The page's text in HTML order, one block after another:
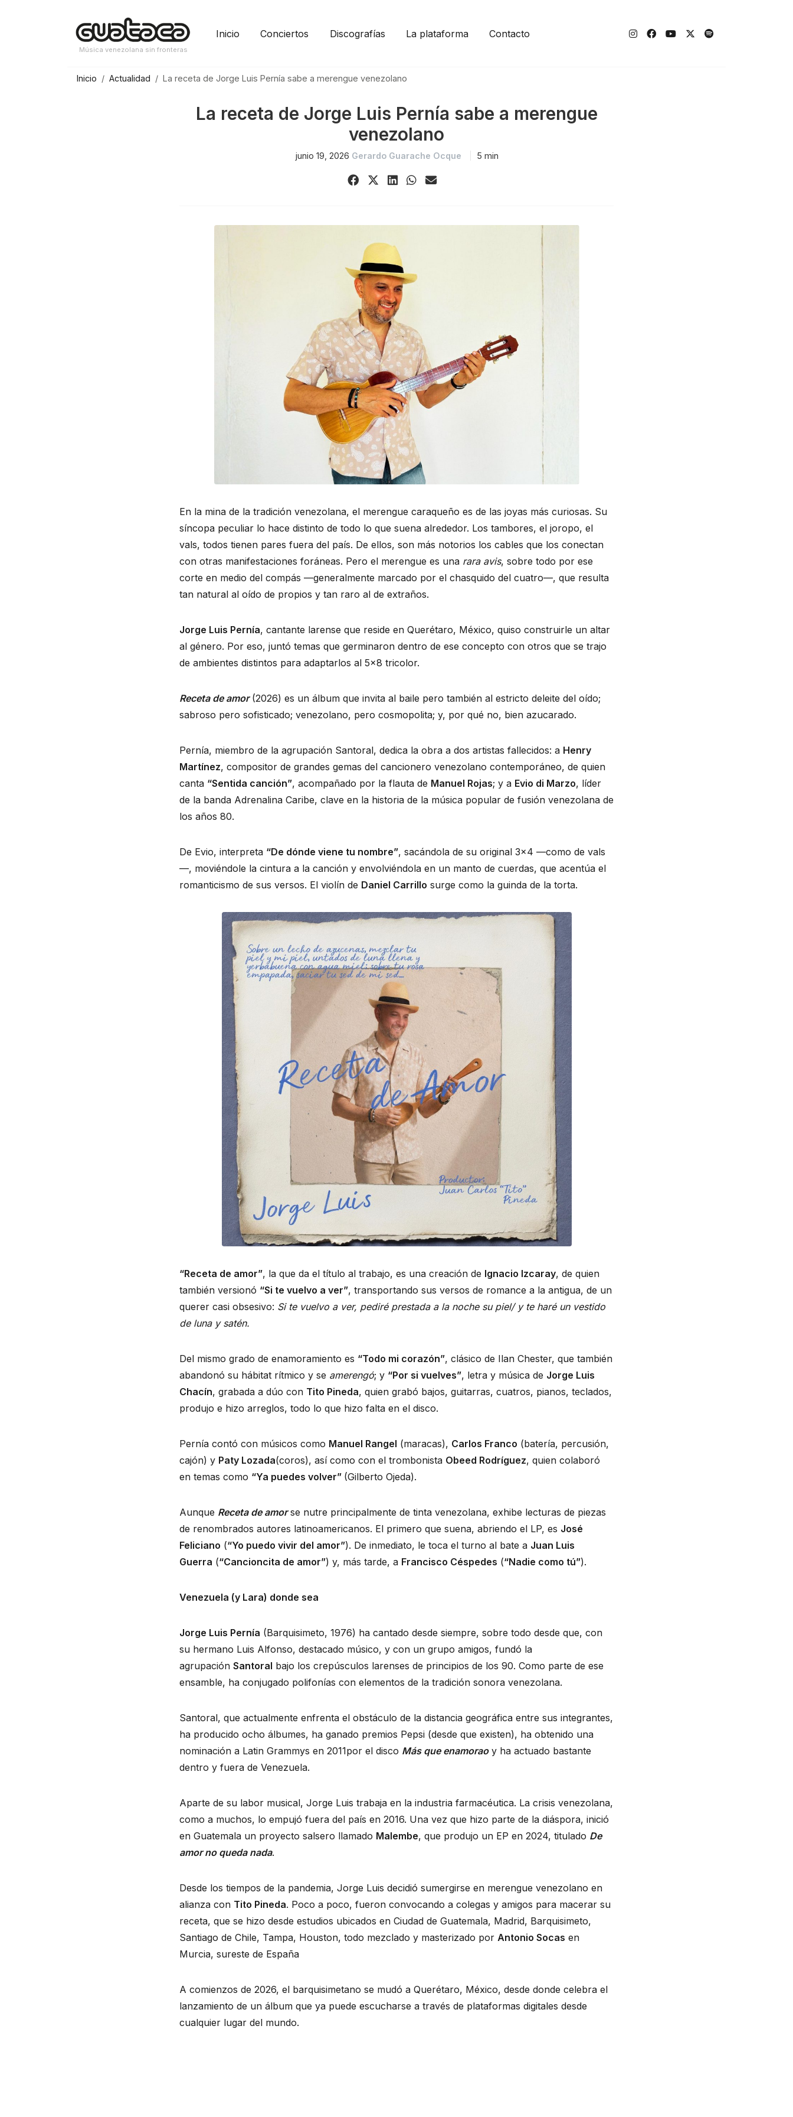
Música venezolana sin fronteras
Inicio Conciertos Discografías La plataforma Contacto
Inicio Actualidad La receta de Jorge Luis Pernía sabe a merengue venezolano
La receta de Jorge Luis Pernía sabe a merengue
venezolano
junio 19, 2026 Gerardo Guarache Ocque 5 min
Share Share
(Twitter)
ShareShareShare
En la mina de la tradición venezolana, el merengue caraqueño es de las joyas más curiosas. Su
síncopa peculiar lo hace distinto de todo lo que suena alrededor. Los tambores, el joropo, el
vals, todos tienen pares fuera del país. De ellos, son más notorios los cables que los conectan
con otras manifestaciones foráneas. Pero el merengue es una rara avis, sobre todo por ese
corte en medio del compás —generalmente marcado por el chasquido del cuatro—, que resulta
tan natural al oído de propios y tan raro al de extraños.
Jorge Luis Pernía, cantante larense que reside en Querétaro, México, quiso construirle un altar
al género. Por eso, juntó temas que germinaron dentro de ese concepto con otros que se trajo
de ambientes distintos para adaptarlos al 5×8 tricolor.
Receta de amor(2026) es un álbum que invita al baile pero también al estricto deleite del oído;
sabroso pero sofisticado; venezolano, pero cosmopolita; y, por qué no, bien azucarado.
Pernía, miembro de la agrupación Santoral, dedica la obra a dos artistas fallecidos: a Henry
Martínez, compositor de grandes gemas del cancionero venezolano contemporáneo, de quien
canta “Sentida canción”, acompañado por la flauta de Manuel Rojas; y a Evio di Marzo, líder
de la banda Adrenalina Caribe, clave en la historia de la música popular de fusión venezolana de
los años 80.
De Evio, interpreta “De dónde viene tu nombre”, sacándola de su original 3×4 —como de vals
—, moviéndole la cintura a la canción y envolviéndola en un manto de cuerdas, que acentúa el
romanticismo de sus versos. El violín de Daniel Carrillo surge como la guinda de la torta.
“Receta de amor”, la que da el título al trabajo, es una creación de Ignacio Izcaray, de quien
también versionó “Si te vuelvo a ver”, transportando sus versos de romance a la antigua, de un
querer casi obsesivo: Si te vuelvo a ver, pediré prestada a la noche su piel/ y te haré un vestido
de luna y satén.
Del mismo grado de enamoramiento es “Todo mi corazón”, clásico de Ilan Chester, que también
abandonó su hábitat rítmico y se amerengó; y “Por si vuelves”, letra y música de Jorge Luis
Chacín, grabada a dúo con Tito Pineda, quien grabó bajos, guitarras, cuatros, pianos, teclados,
produjo e hizo arreglos, todo lo que hizo falta en el disco.
Pernía contó con músicos como Manuel Rangel (maracas), Carlos Franco (batería, percusión,
cajón) y Paty Lozada(coros), así como con el trombonista Obeed Rodríguez, quien colaboró
en temas como “Ya puedes volver” (Gilberto Ojeda).
Aunque Receta de amorse nutre principalmente de tinta venezolana, exhibe lecturas de piezas
de renombrados autores latinoamericanos. El primero que suena, abriendo el LP, es José
Feliciano (“Yo puedo vivir del amor”). De inmediato, le toca el turno al bate a Juan Luis
Guerra (“Cancioncita de amor”) y, más tarde, a Francisco Céspedes (“Nadie como tú”).
Venezuela (y Lara) donde sea
Jorge Luis Pernía (Barquisimeto, 1976) ha cantado desde siempre, sobre todo desde que, con
su hermano Luis Alfonso, destacado músico, y con un grupo amigos, fundó la
agrupación Santoral bajo los crepúsculos larenses de principios de los 90. Como parte de ese
ensamble, ha conjugado polifonías con elementos de la tradición sonora venezolana.
Santoral, que actualmente enfrenta el obstáculo de la distancia geográfica entre sus integrantes,
ha producido ocho álbumes, ha ganado premios Pepsi (desde que existen), ha obtenido una
nominación a Latin Grammys en 2011por el disco Más que enamoraoy ha actuado bastante
dentro y fuera de Venezuela.
Aparte de su labor musical, Jorge Luis trabaja en la industria farmacéutica. La crisis venezolana,
como a muchos, lo empujó fuera del país en 2016. Una vez que hizo parte de la diáspora, inició
en Guatemala un proyecto salsero llamado Malembe, que produjo un EP en 2024, titulado De
amor no queda nada.
Desde los tiempos de la pandemia, Jorge Luis decidió sumergirse en merengue venezolano en
alianza con Tito Pineda. Poco a poco, fueron convocando a colegas y amigos para macerar su
receta, que se hizo desde estudios ubicados en Ciudad de Guatemala, Madrid, Barquisimeto,
Santiago de Chile, Tampa, Houston, todo mezclado y masterizado por Antonio Socas en
Murcia, sureste de España
A comienzos de 2026, el barquisimetano se mudó a Querétaro, México, desde donde celebra el
lanzamiento de un álbum que ya puede escucharse a través de plataformas digitales desde
cualquier lugar del mundo.